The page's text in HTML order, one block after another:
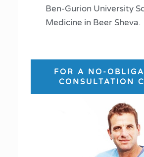
Ben-Gurion University
Medicine in Beer Sheva.
FOR A NO-
CONSULTATION